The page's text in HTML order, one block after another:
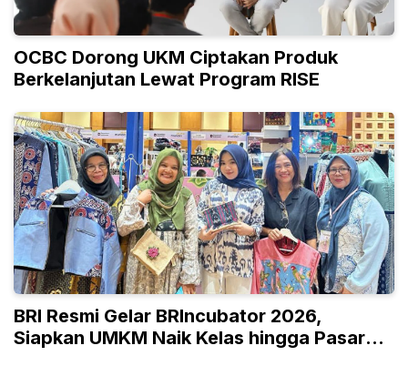
OCBC Dorong UKM Ciptakan Produk
Berkelanjutan Lewat Program RISE
BRI Resmi Gelar BRIncubator 2026,
Siapkan UMKM Naik Kelas hingga Pasar